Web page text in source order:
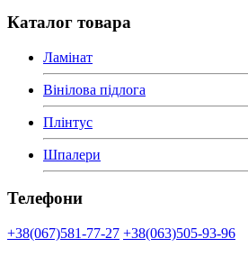
Каталог товара
Ламінат
Вінілова підлога
Плінтус
Шпалери
Телефони
+38(067)581-77-27 +38(063)505-93-96